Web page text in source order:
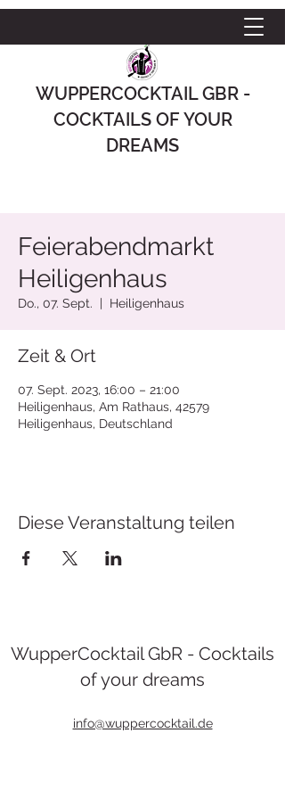
WUPPERCOCKTAIL GBR -
COCKTAILS OF YOUR
DREAMS
Feierabendmarkt
Heiligenhaus
Do., 07. Sept.
  |
Heiligenhaus
Zeit & Ort
07. Sept. 2023, 16:00 – 21:00
Heiligenhaus, Am Rathaus, 42579
Heiligenhaus, Deutschland
Diese Veranstaltung teilen
WupperCocktail GbR - Cocktails
of your dreams
info@wuppercocktail.de